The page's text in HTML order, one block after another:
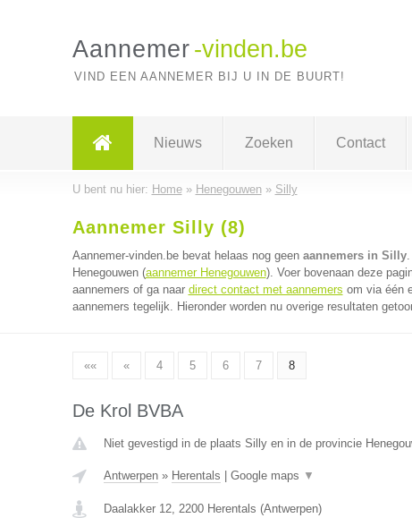
Aannemer -vinden.be
VIND EEN AANNEMER BIJ U IN DE BUURT!
Nieuws Zoeken Contact
U bent nu hier: Home» Henegouwen» Silly
Aannemer Silly (8)
Aannemer-vinden.be bevat helaas nog geen aannemers in Silly.
Henegouwen (aannemer Henegouwen). Voer bovenaan deze
aannemers of ga naar direct contact met aannemers om via één
aannemers tegelijk. Hieronder worden nu overige resultaten
«« « 4 5 6 7 8
De Krol BVBA
Niet gevestigd in de plaats Silly en in de provincie
Antwerpen» Herentals Google maps ▼
Daalakker 12, 2200 Herentals (Antwerpen)